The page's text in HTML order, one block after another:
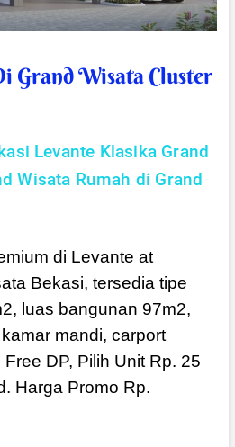
Grand Wisata Cluster
Levante Klasika Grand
Wisata Rumah di Grand
di Levante at
Bekasi, tersedia tipe
luas bangunan 97m2,
mandi, carport
DP, Pilih Unit Rp. 25
Harga Promo Rp.